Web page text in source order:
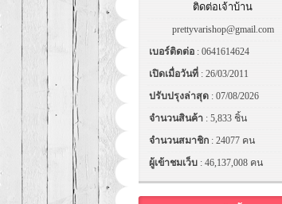
ติดต่อเจ้าบ้าน
prettyvarishop@gmail.com
เบอร์ติดต่อ : 0641614624
เปิดเมื่อวันที่ : 26/03/2011
ปรับปรุงล่าสุด : 07/08/2026
จำนวนสินค้า : 5,833 ชิ้น
จำนวนสมาชิก : 24077 คน
ผู้เข้าชมเว็บ : 46,137,008 คน